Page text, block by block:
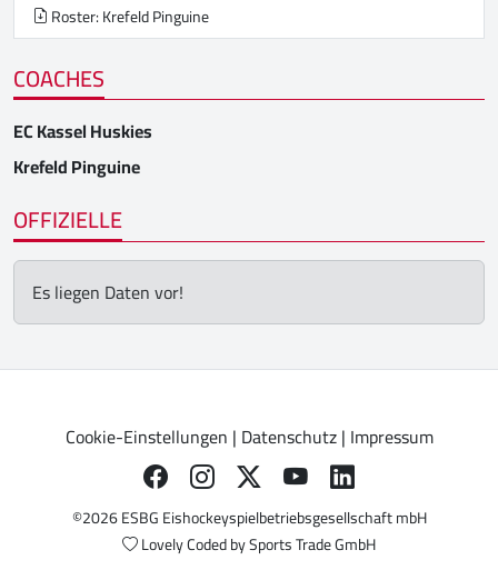
Roster: Krefeld Pinguine
COACHES
EC Kassel Huskies
Krefeld Pinguine
OFFIZIELLE
Es liegen Daten vor!
Cookie-Einstellungen | Datenschutz| Impressum
©2026 ESBG Eishockeyspielbetriebsgesellschaft mbH
Lovely Coded bySports Trade GmbH